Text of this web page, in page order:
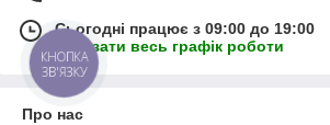
Сьогодні працює з 09:00 до 19:00
Показати весь графік роботи
Про нас
КНОПКА
ЗВ'ЯЗКУ